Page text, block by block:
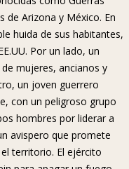
de Arizona y México. En
huida de sus habitantes,
Por un lado, un
mujeres, ancianos y
un joven guerrero
con un peligroso grupo
hombres por liderar a
avispero que promete
territorio. El ejército